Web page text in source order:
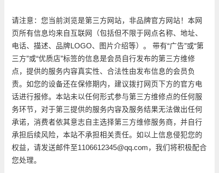
请注意：您当前浏览是第三方网站，非品牌官方网站！本网
页所有信息均来自互联网（包括但不限于网点名称、地址、
电话、描述、品牌LOGO、图片介绍等）。 带有“广告”或“第
三方”或“优质店”标签的信息是会员自行发布的第三方维修
点，提供的服务内容真实性、合法性由发布信息的会员负
责。如您的设备还在保修期内，建议拨打网页下方的官方电
话进行报修。本站未以任何形式参与第三方维修点的任何服
务环节，对于第三提供的服务内容及服务结果无法做出任何
承诺，消费者依其意志自主选择第三方维修服务商，并自行
承担后续风险，本站不承担相关责任。如以上信息侵犯您的
权益，请发送邮件至1106612345@qq.com，我们将积极配合
您处理。